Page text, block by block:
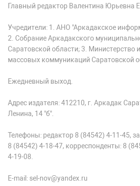
Главный редактор Валентина Юрьевна
Учредители: 1. АНО "Аркадакское
2. Собрание Аркадакского
Саратовской области; 3. Министерство
массовых коммуникаций Саратовской
Ежедневный выход.
Адрес издателя: 412210, г. Аркадак
Ленина, 14 "б".
Телефоны: редактор 8 (84542) 4-11-45,
8 (84542) 4-18-47, корреспонденты: 8
4-19-08.
E-mail: sel-nov@yandex.ru